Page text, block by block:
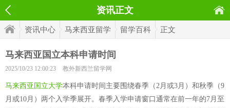
资讯正文
资讯中心 马来西亚留学 留学百科 正文
马来西亚国立本科申请时间
2025/10/23 12:00:23 教外新西兰留学网
马来西亚国立大学本科申请时间主要围绕春季（2月或3月）和秋季（9
月或10月）两个入学季展开。春季入学申请窗口通常在前一年的7月至